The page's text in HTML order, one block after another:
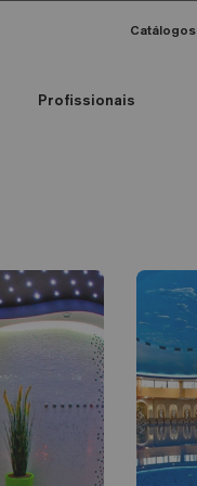
Profissionais
Catálogos